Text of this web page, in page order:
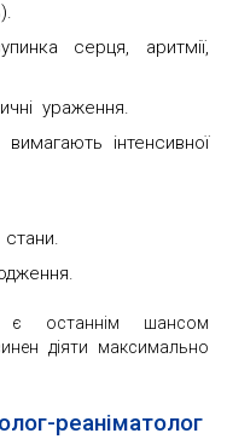
серця, аритмії,
ураження.
інтенсивної
стани.
є останнім шансом
діяти максимально
реаніматолог